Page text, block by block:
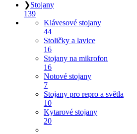
❯Stojany
139
Klávesové stojany
44
Stoličky a lavice
16
Stojany na mikrofon
16
Notové stojany
7
Stojany pro repro a světla
10
Kytarové stojany
20